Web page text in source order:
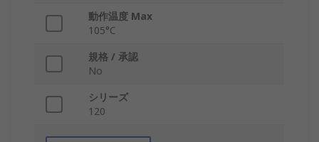
動作温度 Max
105°C
規格 / 承認
No
シリーズ
120